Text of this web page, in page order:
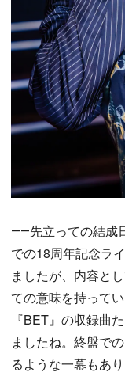
――先立っての結成
での18周年記念ラ
ましたが、内容と
ての意味を持って
『BET』の収録曲
ましたね。終盤で
るような一幕もあ